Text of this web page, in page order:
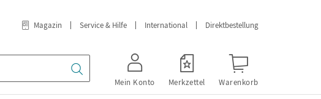
Magazin Service & Hilfe International Direktbestellung
Mein Konto Merkzettel Warenkorb